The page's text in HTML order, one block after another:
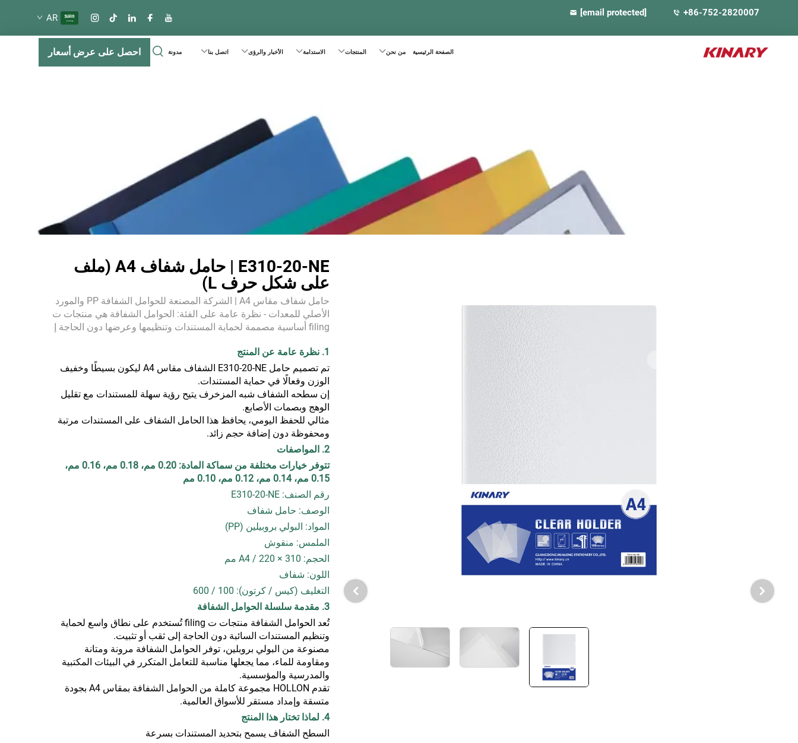
+86-752-2820007
[email protected]
AR
الصفحة الرئيسية من نحن المنتجات الاستدامة الأخبار والرؤى اتصل بنا مدونة احصل على عرض أسعار
E310-20-NE | حامل شفاف A4 (ملف
على شكل حرف L)
حامل شفاف مقاس A4 | الشركة المصنعة للحوامل الشفافة PP والمورد
الأصلي للمعدات - نظرة عامة على الفئة: الحوامل الشفافة هي منتجات ت
filing أساسية مصممة لحماية المستندات وتنظيمها وعرضها دون الحاجة إ
ة...
1. نظرة عامة عن المنتج
تم تصميم حامل E310-20-NE الشفاف مقاس A4 ليكون بسيطًا وخفيف
الوزن وفعالًا في حماية المستندات.
إن سطحه الشفاف شبه المزخرف يتيح رؤية سهلة للمستندات مع تقليل
الوهج وبصمات الأصابع.
مثالي للحفظ اليومي، يحافظ هذا الحامل الشفاف على المستندات مرتبة
ومحفوظة دون إضافة حجم زائد.
2. المواصفات
تتوفر خيارات مختلفة من سماكة المادة: 0.20 مم، 0.18 مم، 0.16 مم،
0.15 مم، 0.14 مم، 0.12 مم، 0.10 مم
رقم الصنف: E310-20-NE
الوصف: حامل شفاف
المواد: البولي بروبيلين (PP)
الملمس: منقوش
الحجم: A4 / 220 × 310 مم
اللون: شفاف
التغليف (كيس / كرتون): 100 / 600
3. مقدمة سلسلة الحوامل الشفافة
تُعد الحوامل الشفافة منتجات ت filing تُستخدم على نطاق واسع لحماية
وتنظيم المستندات السائبة دون الحاجة إلى ثقب أو تثبيت.
مصنوعة من البولي بروبلين، توفر الحوامل الشفافة مرونة ومتانة
ومقاومة للماء، مما يجعلها مناسبة للتعامل المتكرر في البيئات المكتبية
والمدرسية والمؤسسية.
تقدم HOLLON مجموعة كاملة من الحوامل الشفافة بمقاس A4 بجودة
متسقة وإمداد مستقر للأسواق العالمية.
4. لماذا تختار هذا المنتج
السطح الشفاف يسمح بتحديد المستندات بسرعة